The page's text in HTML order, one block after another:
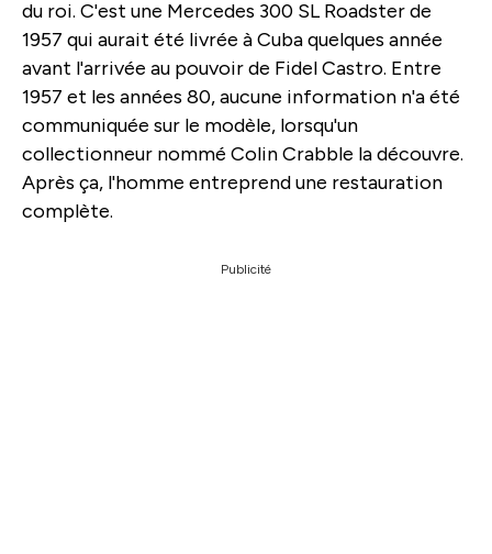
du roi. C'est une Mercedes 300 SL Roadster de
1957 qui aurait été livrée à Cuba quelques année
avant l'arrivée au pouvoir de Fidel Castro. Entre
1957 et les années 80, aucune information n'a été
communiquée sur le modèle, lorsqu'un
collectionneur nommé Colin Crabble la découvre.
Après ça, l'homme entreprend une restauration
complète.
Publicité